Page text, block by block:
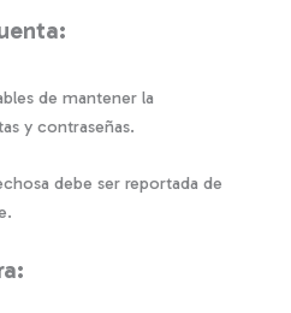
de mantener la
y contraseñas.
debe ser reportada de